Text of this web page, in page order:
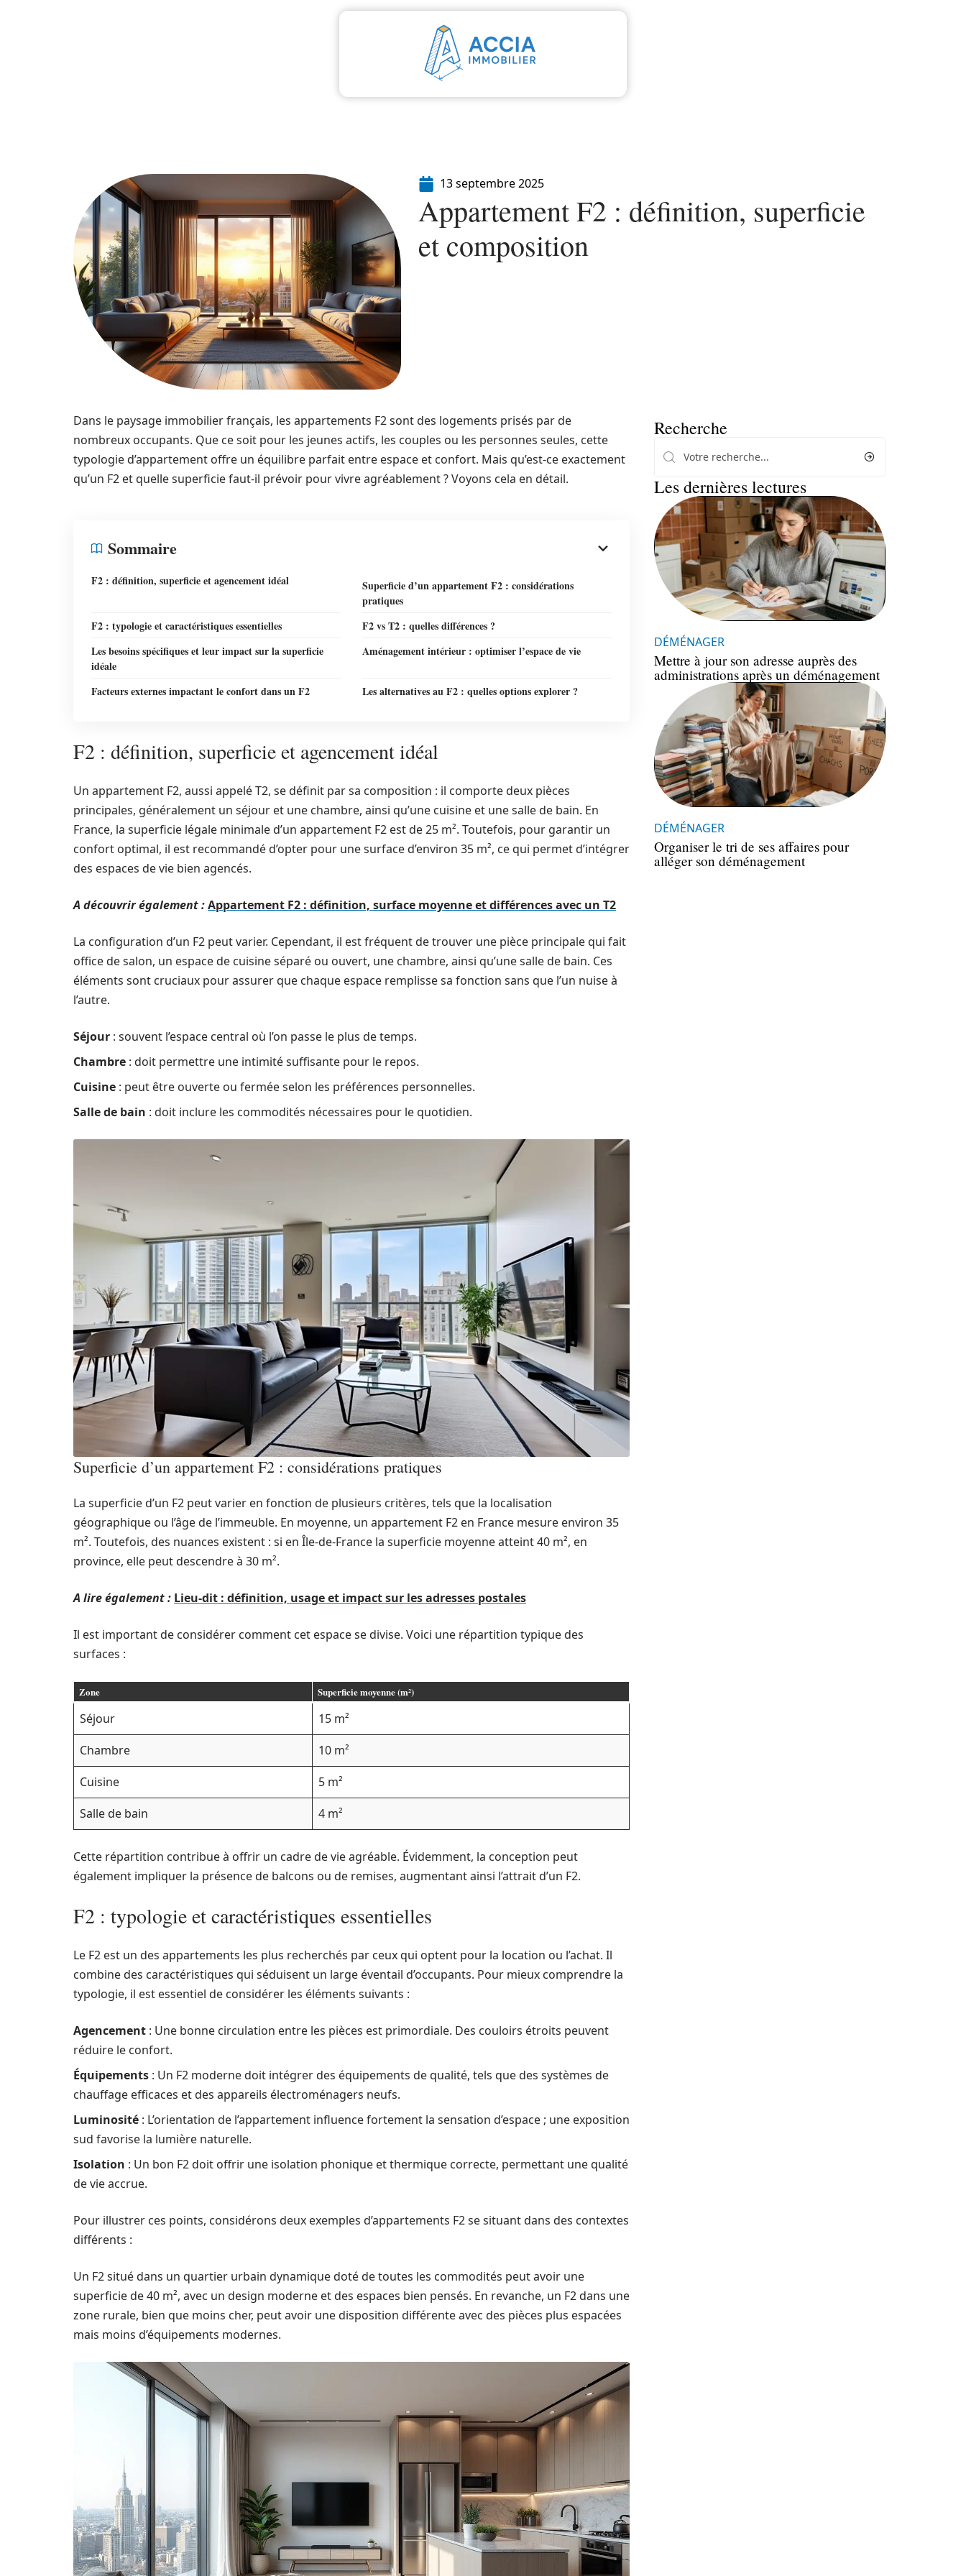
13 septembre 2025
Appartement F2 : définition, superficie
et composition
Dans le paysage immobilier français, les appartements F2 sont des logements prisés par de
nombreux occupants. Que ce soit pour les jeunes actifs, les couples ou les personnes seules, cette
typologie d’appartement offre un équilibre parfait entre espace et confort. Mais qu’est-ce exactement
qu’un F2 et quelle superficie faut-il prévoir pour vivre agréablement ? Voyons cela en détail.
Sommaire
F2 : définition, superficie et agencement idéal
Superficie d’un appartement F2 : considérations
pratiques
F2 : typologie et caractéristiques essentielles
F2 vs T2 : quelles différences ?
Les besoins spécifiques et leur impact sur la superficie
idéale
Aménagement intérieur : optimiser l’espace de vie
Facteurs externes impactant le confort dans un F2 Les alternatives au F2 : quelles options explorer ?
F2 : définition, superficie et agencement idéal
Un appartement F2, aussi appelé T2, se définit par sa composition : il comporte deux pièces
principales, généralement un séjour et une chambre, ainsi qu’une cuisine et une salle de bain. En
France, la superficie légale minimale d’un appartement F2 est de 25 m². Toutefois, pour garantir un
confort optimal, il est recommandé d’opter pour une surface d’environ 35 m², ce qui permet d’intégrer
des espaces de vie bien agencés.
A découvrir également :Appartement F2 : définition, surface moyenne et différences avec un T2
La configuration d’un F2 peut varier. Cependant, il est fréquent de trouver une pièce principale qui fait
office de salon, un espace de cuisine séparé ou ouvert, une chambre, ainsi qu’une salle de bain. Ces
éléments sont cruciaux pour assurer que chaque espace remplisse sa fonction sans que l’un nuise à
l’autre.
Séjour : souvent l’espace central où l’on passe le plus de temps.
Chambre : doit permettre une intimité suffisante pour le repos.
Cuisine : peut être ouverte ou fermée selon les préférences personnelles.
Salle de bain : doit inclure les commodités nécessaires pour le quotidien.
Superficie d’un appartement F2 : considérations pratiques
La superficie d’un F2 peut varier en fonction de plusieurs critères, tels que la localisation
géographique ou l’âge de l’immeuble. En moyenne, un appartement F2 en France mesure environ 35
m². Toutefois, des nuances existent : si en Île-de-France la superficie moyenne atteint 40 m², en
province, elle peut descendre à 30 m².
A lire également : Lieu-dit : définition, usage et impact sur les adresses postales
Il est important de considérer comment cet espace se divise. Voici une répartition typique des
surfaces :
Zone Superficie moyenne (m²)
Séjour
15 m²
Chambre
10 m²
Cuisine
5 m²
Salle de bain
4 m²
Cette répartition contribue à offrir un cadre de vie agréable. Évidemment, la conception peut
également impliquer la présence de balcons ou de remises, augmentant ainsi l’attrait d’un F2.
F2 : typologie et caractéristiques essentielles
Le F2 est un des appartements les plus recherchés par ceux qui optent pour la location ou l’achat. Il
combine des caractéristiques qui séduisent un large éventail d’occupants. Pour mieux comprendre la
typologie, il est essentiel de considérer les éléments suivants :
Agencement : Une bonne circulation entre les pièces est primordiale. Des couloirs étroits peuvent
réduire le confort.
Équipements : Un F2 moderne doit intégrer des équipements de qualité, tels que des systèmes de
chauffage efficaces et des appareils électroménagers neufs.
Luminosité : L’orientation de l’appartement influence fortement la sensation d’espace ; une exposition
sud favorise la lumière naturelle.
Isolation : Un bon F2 doit offrir une isolation phonique et thermique correcte, permettant une qualité
de vie accrue.
Pour illustrer ces points, considérons deux exemples d’appartements F2 se situant dans des contextes
différents :
Un F2 situé dans un quartier urbain dynamique doté de toutes les commodités peut avoir une
superficie de 40 m², avec un design moderne et des espaces bien pensés. En revanche, un F2 dans une
zone rurale, bien que moins cher, peut avoir une disposition différente avec des pièces plus espacées
mais moins d’équipements modernes.
Recherche
Les dernières lectures
DÉMÉNAGER
Mettre à jour son adresse auprès des
administrations après un déménagement
DÉMÉNAGER
Organiser le tri de ses affaires pour
alléger son déménagement